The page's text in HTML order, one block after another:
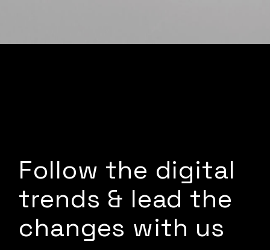
Follow the digital
trends & lead the
changes with us